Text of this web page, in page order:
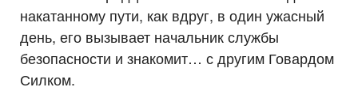
накатанному пути, как вдруг, в один ужасный
день, его вызывает начальник службы
безопасности и знакомит… с другим Говардом
Силком.